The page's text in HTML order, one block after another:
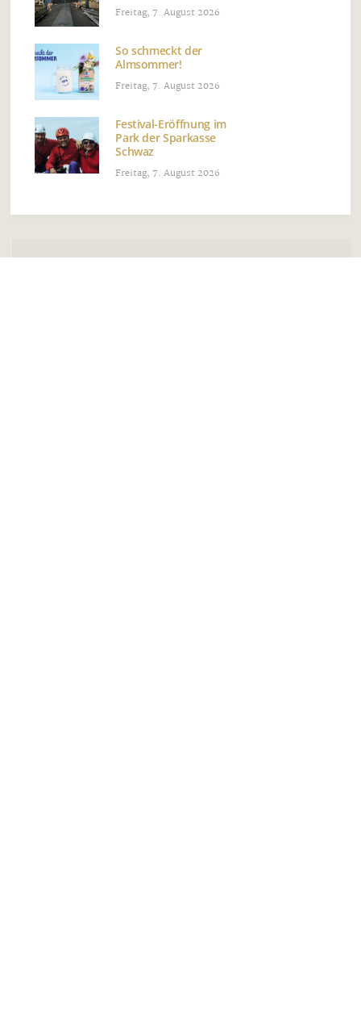
Freitag, 7. August 2026
So schmeckt der
Almsommer!
Freitag, 7. August 2026
Festival-Eröffnung im
Park der Sparkasse
Schwaz
Freitag, 7. August 2026